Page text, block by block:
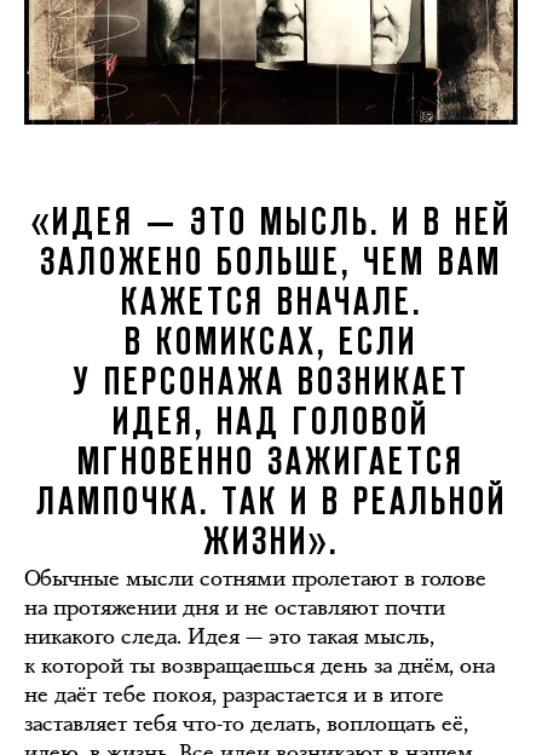
«ИДЕЯ — ЭТО МЫСЛЬ. И В НЕЙ
ЗАЛОЖЕНО БОЛЬШЕ, ЧЕМ ВАМ
КАЖЕТСЯ ВНАЧАЛЕ.
В КОМИКСАХ, ЕСЛИ
У ПЕРСОНАЖА ВОЗНИКАЕТ
ИДЕЯ, НАД ГОЛОВОЙ
МГНОВЕННО ЗАЖИГАЕТСЯ
ЛАМПОЧКА. ТАК И В РЕАЛЬНОЙ
ЖИЗНИ».
Обычные мысли сотнями пролетают в голове
на протяжении дня и не оставляют почти
никакого следа. Идея — это такая мысль,
к которой ты возвращаешься день за днём, она
не даёт тебе покоя, разрастается и в итоге
заставляет тебя что-то делать, воплощать её,